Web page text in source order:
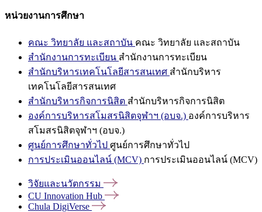
หน่วยงานการศึกษา
คณะ วิทยาลัย และสถาบัน คณะ วิทยาลัย และสถาบัน
สำนักงานการทะเบียน สำนักงานการทะเบียน
สำนักบริหารเทคโนโลยีสารสนเทศ สำนักบริหาร
เทคโนโลยีสารสนเทศ
สำนักบริหารกิจการนิสิต สำนักบริหารกิจการนิสิต
องค์การบริหารสโมสรนิสิตจุฬาฯ (อบจ.) องค์การบริหาร
สโมสรนิสิตจุฬาฯ (อบจ.)
ศูนย์การศึกษาทั่วไป ศูนย์การศึกษาทั่วไป
การประเมินออนไลน์ (MCV) การประเมินออนไลน์ (MCV)
วิจัยและนวัตกรรม
CU Innovation Hub
Chula DigiVerse